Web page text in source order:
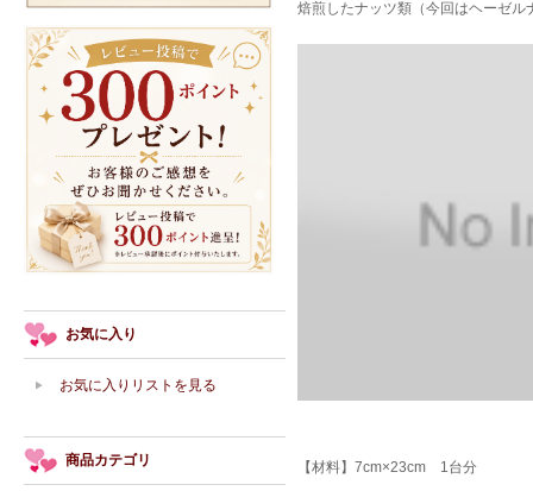
焙煎したナッツ類（今回はヘーゼ
【材料】7cm×23cm 1台分
お気に入り
お気に入りリストを見る
商品カテゴリ